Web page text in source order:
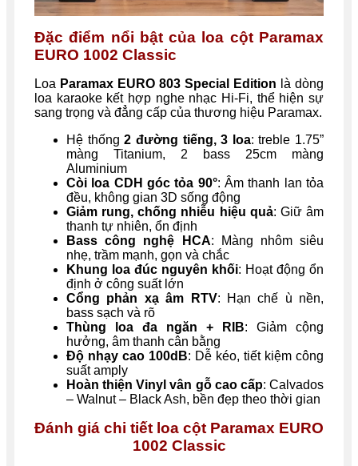
Đặc điểm nổi bật của loa cột Paramax
EURO 1002 Classic
Loa Paramax EURO 803 Special Edition là dòng
loa karaoke kết hợp nghe nhạc Hi-Fi, thể hiện sự
sang trọng và đẳng cấp của thương hiệu Paramax.
Hệ thống2 đường tiếng, 3 loa: treble 1.75”
màng Titanium, 2 bass 25cm màng
Aluminium
Còi loa CDH góc tỏa 90°: Âm thanh lan tỏa
đều, không gian 3D sống động
Giảm rung, chống nhiễu hiệu quả: Giữ âm
thanh tự nhiên, ổn định
Bass công nghệ HCA: Màng nhôm siêu
nhẹ, trầm mạnh, gọn và chắc
Khung loa đúc nguyên khối: Hoạt động ổn
định ở công suất lớn
Cổng phản xạ âm RTV: Hạn chế ù nền,
bass sạch và rõ
Thùng loa đa ngăn + RIB: Giảm cộng
hưởng, âm thanh cân bằng
Độ nhạy cao 100dB: Dễ kéo, tiết kiệm công
suất amply
Hoàn thiện Vinyl vân gỗ cao cấp: Calvados
– Walnut – Black Ash, bền đẹp theo thời gian
Đánh giá chi tiết loa cột Paramax EURO
1002 Classic